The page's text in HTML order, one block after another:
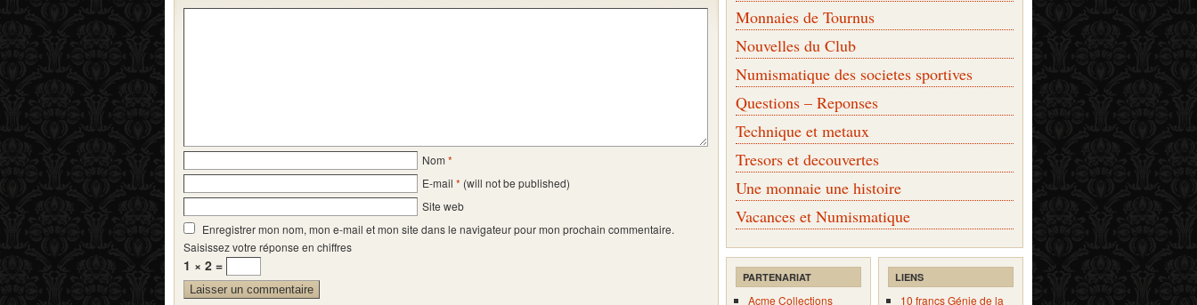
Nom *
E-mail * (will not be published)
Site web
Enregistrer mon nom, mon e-mail et mon site dans le navigateur pour mon prochain commentaire.
Saisissez votre réponse en chiffres
1 × 2 =
Monnaies de Tournus
Nouvelles du Club
Numismatique des societes sportives
Questions – Reponses
Technique et metaux
Tresors et decouvertes
Une monnaie une histoire
Vacances et Numismatique
PARTENARIAT
Acme Collections
LIENS
10 francs Génie de la